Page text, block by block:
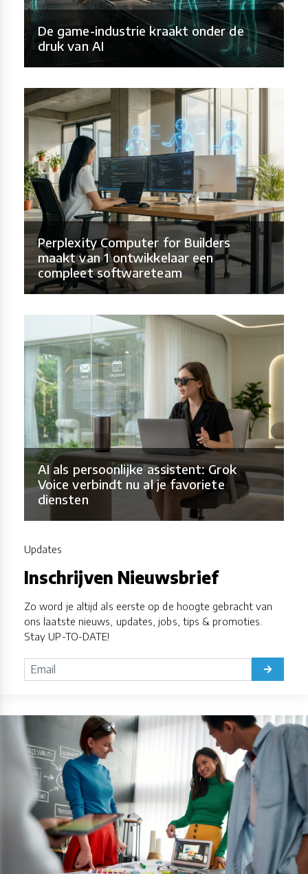
De game-industrie kraakt onder de
druk van AI
Perplexity Computer for Builders
maakt van 1 ontwikkelaar een
compleet softwareteam
AI als persoonlijke assistent: Grok
Voice verbindt nu al je favoriete
diensten
Updates
Inschrijven Nieuwsbrief
Zo word je altijd als eerste op de hoogte gebracht van
ons laatste nieuws, updates, jobs, tips & promoties.
Stay UP-TO-DATE!